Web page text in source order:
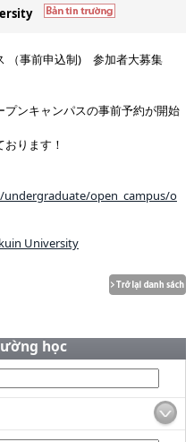
（事前申込制) 参加者大募集
ンキャンパスの事前予約が開始
ります！
open_campus/o
University
học